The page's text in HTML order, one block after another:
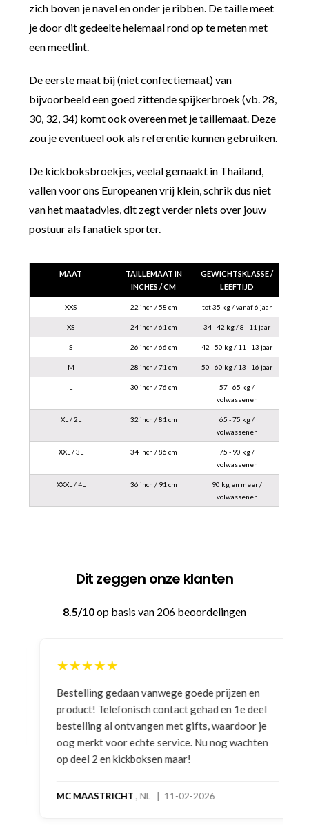
zich boven je navel en onder je ribben. De taille meet
je door dit gedeelte helemaal rond op te meten met
een meetlint.
De eerste maat bij (niet confectiemaat) van
bijvoorbeeld een goed zittende spijkerbroek (vb. 28,
30, 32, 34) komt ook overeen met je taillemaat. Deze
zou je eventueel ook als referentie kunnen gebruiken.
De kickboksbroekjes, veelal gemaakt in Thailand,
vallen voor ons Europeanen vrij klein, schrik dus niet
van het maatadvies, dit zegt verder niets over jouw
postuur als fanatiek sporter.
MAAT
TAILLEMAAT IN
INCHES / CM
GEWICHTSKLASSE /
LEEFTIJD
XXS 22 inch / 58 cm tot 35 kg / vanaf 6 jaar
XS 24 inch / 61 cm 34 - 42 kg / 8 - 11 jaar
S 26 inch / 66 cm 42 - 50 kg / 11 - 13 jaar
M 28 inch / 71 cm 50 - 60 kg / 13 - 16 jaar
L 30 inch / 76 cm
57 - 65 kg /
volwassenen
XL / 2L 32 inch / 81 cm
65 - 75 kg /
volwassenen
XXL / 3L 34 inch / 86 cm
75 - 90 kg /
volwassenen
XXXL / 4L 36 inch / 91 cm
90 kg en meer /
volwassenen
Dit zeggen onze klanten
8.5/10op basis van 206 beoordelingen
★★★★★
Bestelling gedaan vanwege goede prijzen en
product! Telefonisch contact gehad en 1e deel
bestelling al ontvangen met gifts, waardoor je
oog merkt voor echte service. Nu nog wachten
op deel 2 en kickboksen maar!
MC MAASTRICHT, NL | 11-02-2026